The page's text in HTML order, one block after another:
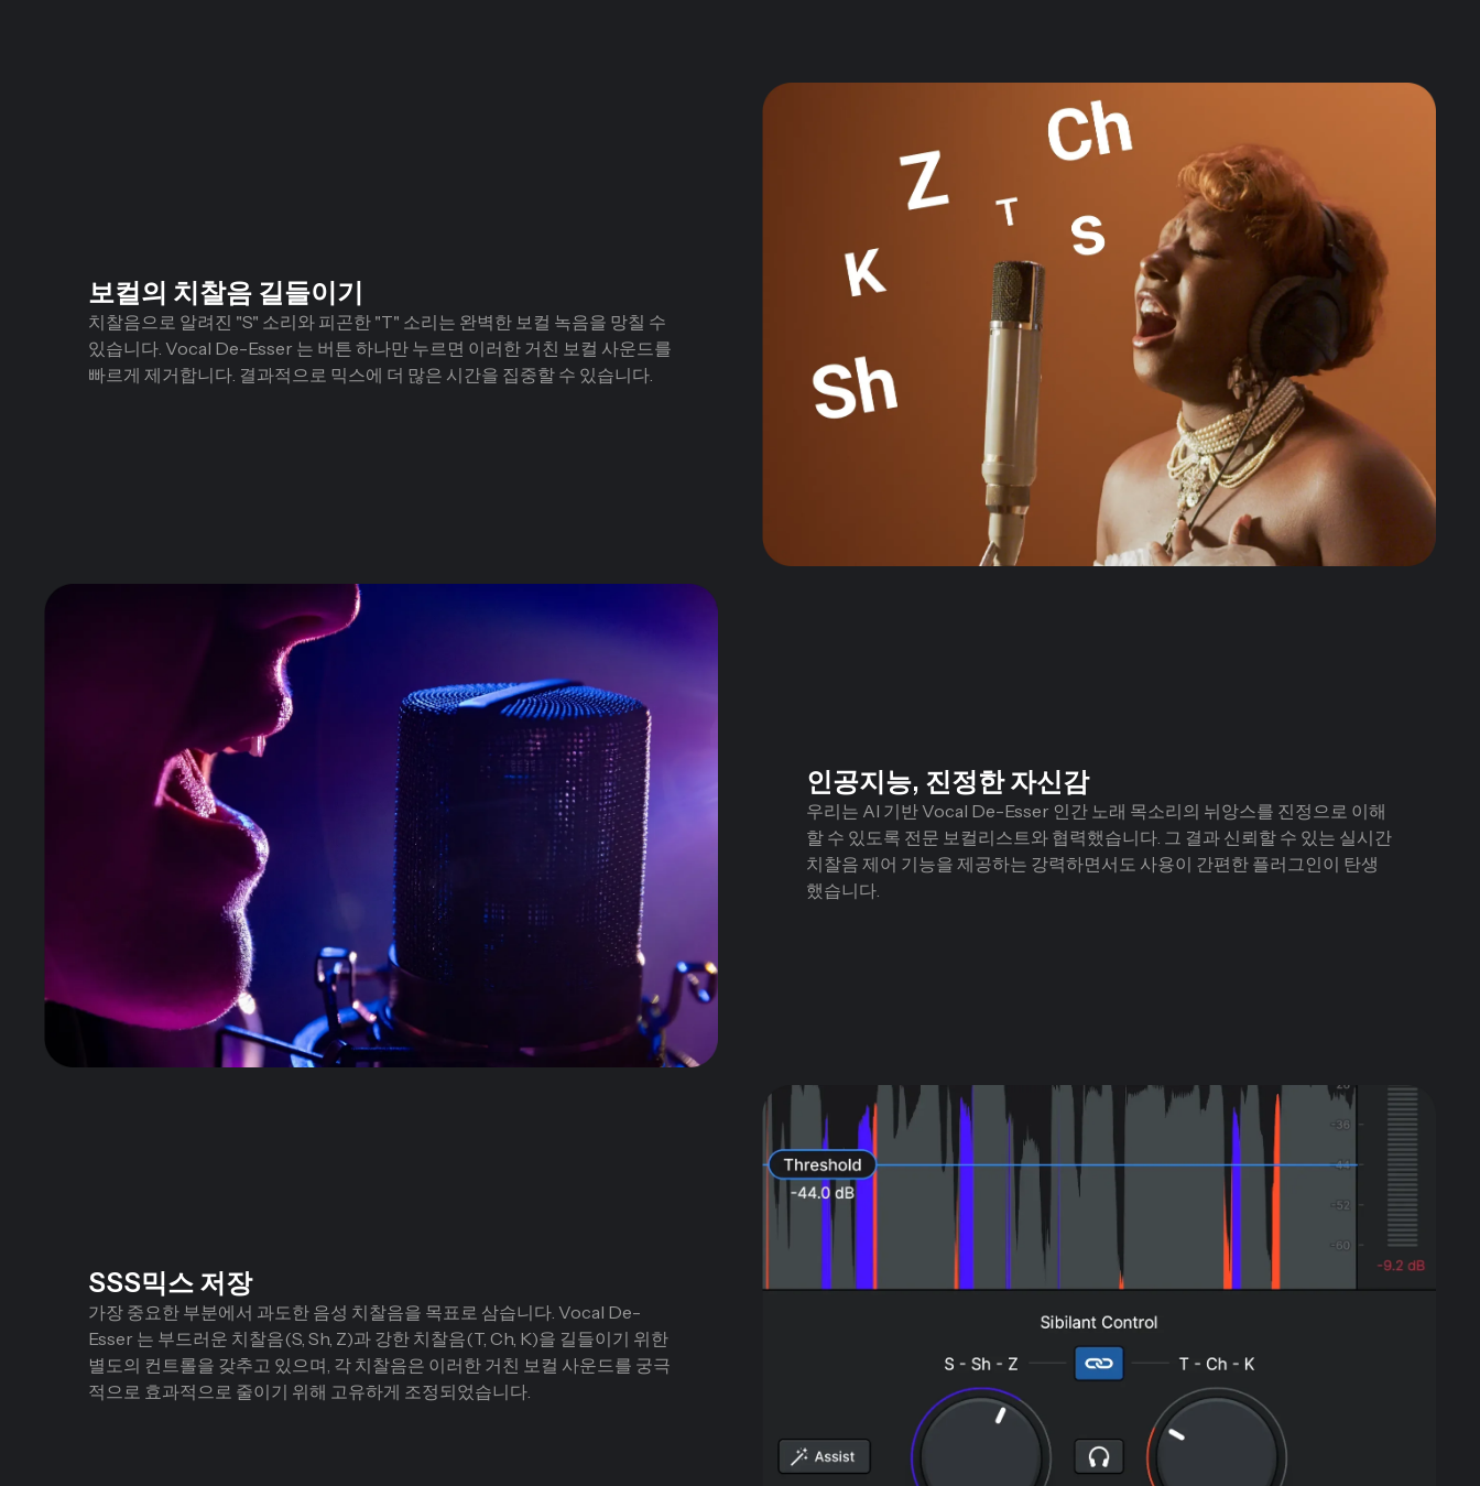
보컬의 치찰음 길들이기
치찰음으로 알려진 "S" 소리와 피곤한 "T" 소리는 완벽한 보컬 녹음을 망칠 수
있습니다. Vocal De-Esser 는 버튼 하나만 누르면 이러한 거친 보컬 사운드를
빠르게 제거합니다. 결과적으로 믹스에 더 많은 시간을 집중할 수 있습니다.
인공지능, 진정한 자신감
우리는 AI 기반 Vocal De-Esser 인간 노래 목소리의 뉘앙스를 진정으로 이해
할 수 있도록 전문 보컬리스트와 협력했습니다. 그 결과 신뢰할 수 있는 실시간
치찰음 제어 기능을 제공하는 강력하면서도 사용이 간편한 플러그인이 탄생
했습니다.
SSS믹스 저장
가장 중요한 부분에서 과도한 음성 치찰음을 목표로 삼습니다. Vocal De-
Esser 는 부드러운 치찰음(S, Sh, Z)과 강한 치찰음(T, Ch, K)을 길들이기 위한
별도의 컨트롤을 갖추고 있으며, 각 치찰음은 이러한 거친 보컬 사운드를 궁극
적으로 효과적으로 줄이기 위해 고유하게 조정되었습니다.